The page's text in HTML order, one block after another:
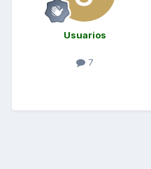
Usuarios
7